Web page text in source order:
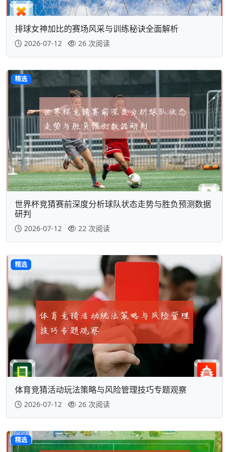
排球女神加比的赛场风采与训练秘诀全面解析
2026-07-12 26 次阅读
精选
世界杯竞猜赛前深度分析球队状态走势与胜负预测数据
研判
2026-07-12 22 次阅读
精选
体育竞猜活动玩法策略与风险管理技巧专题观察
2026-07-12 26 次阅读
精选